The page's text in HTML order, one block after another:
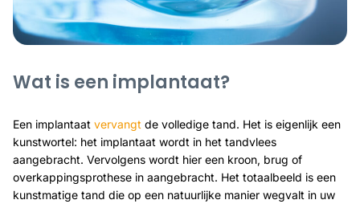
Wat is een implantaat?
Een implantaat vervangt de volledige tand. Het is eigenlijk een
kunstwortel: het implantaat wordt in het tandvlees
aangebracht. Vervolgens wordt hier een kroon, brug of
overkappingsprothese in aangebracht. Het totaalbeeld is een
kunstmatige tand die op een natuurlijke manier wegvalt in uw